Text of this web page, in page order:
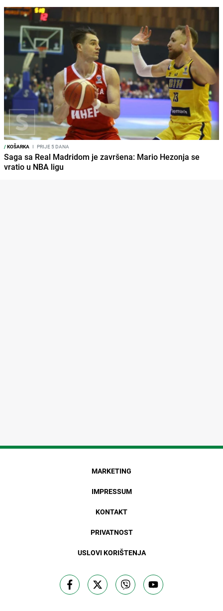
/KOŠARKA I PRIJE 5 DANA
Saga sa Real Madridom je završena: Mario Hezonja se
vratio u NBA ligu
MARKETING
IMPRESSUM
KONTAKT
PRIVATNOST
USLOVI KORIŠTENJA